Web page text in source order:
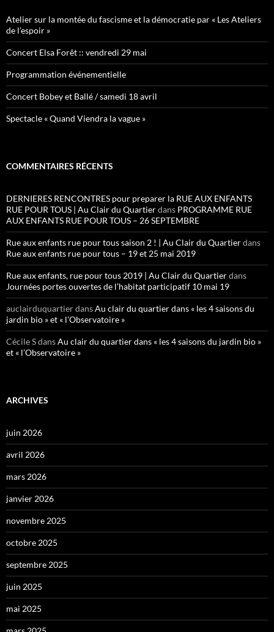
Atelier sur la montée du fascisme et la démocratie par « Les Ateliers
de l’espoir »
Concert Elsa Forêt :: vendredi 29 mai
Programmation événementielle
Concert Bobey et Ballé / samedi 18 avril
Spectacle « Quand Viendra la vague »
COMMENTAIRES RÉCENTS
DERNIERES RENCONTRES pour preparer la RUE AUX ENFANTS
RUE POUR TOUS | Au Clair du Quartierdans PROGRAMME RUE
AUX ENFANTS RUE POUR TOUS – 26 SEPTEMBRE
Rue aux enfants rue pour tous saison 2 ! | Au Clair du Quartierdans
Rue aux enfants rue pour tous – 19 et 25 mai 2019
Rue aux enfants, rue pour tous 2019 | Au Clair du Quartierdans
Journées portes ouvertes de l’habitat participatif 10 mai 19
auclairduquartierdansAu clair du quartier dans « les 4 saisons du
jardin bio » et « l’Observatoire »
Cécile SdansAu clair du quartier dans « les 4 saisons du jardin bio »
et « l’Observatoire »
ARCHIVES
juin 2026
avril 2026
mars 2026
janvier 2026
novembre 2025
octobre 2025
septembre 2025
juin 2025
mai 2025